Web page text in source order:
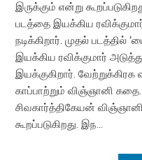
இருக்கும் என்று
படத்தை இயக்கிய
நடிக்கிறார். முதல் படத்தில்
இயக்கிய ரவிக்குமார்
இயக்குகிறார்.
காப்பாற்றும் விஞ்ஞானி
சிவகார்த்திகேயன்
கூறப்படுகிறது. இந...